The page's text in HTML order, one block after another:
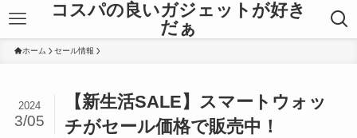
コスパの良いガジェットが好き
だぁ
ホーム セール情報
【新生活SALE】スマートウォッ
チがセール価格で販売中！
2024
3/05